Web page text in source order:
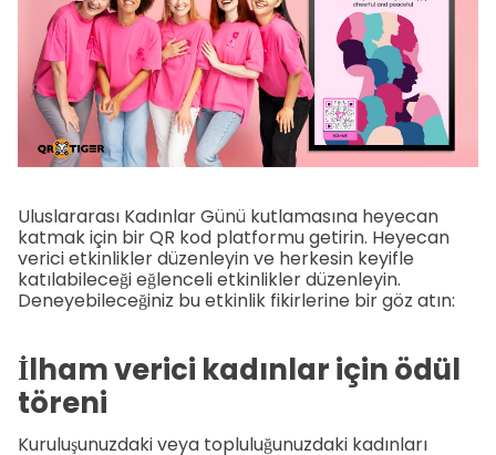
Uluslararası Kadınlar Günü kutlamasına heyecan
katmak için bir QR kod platformu getirin. Heyecan
verici etkinlikler düzenleyin ve herkesin keyifle
katılabileceği eğlenceli etkinlikler düzenleyin.
Deneyebileceğiniz bu etkinlik fikirlerine bir göz atın:
İlham verici kadınlar için ödül
töreni
Kuruluşunuzdaki veya topluluğunuzdaki kadınları